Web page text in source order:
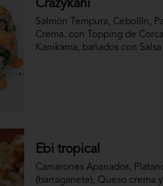
Crazykani
Salmón Tempura, Cebollín,
Crema. con Topping de
Kanikama, bañados con
Ebi tropical
Camarones Apanados,
(barraganete), Queso crema